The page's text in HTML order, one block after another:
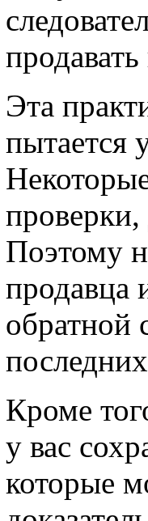
Эта
пытается
проверки,
Поэтому
продавца
обратной
Кроме
у вас
которые